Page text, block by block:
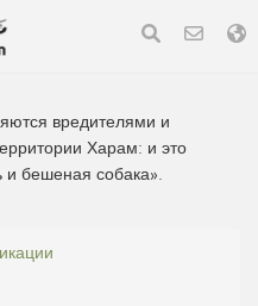
вредителями и
Харам: и это
бешеная собака».